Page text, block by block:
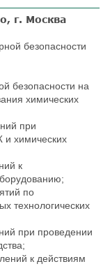
г. Москва
безопасности
безопасности на
химических
при
и химических
к
по
технологических
при проведении
к действиям